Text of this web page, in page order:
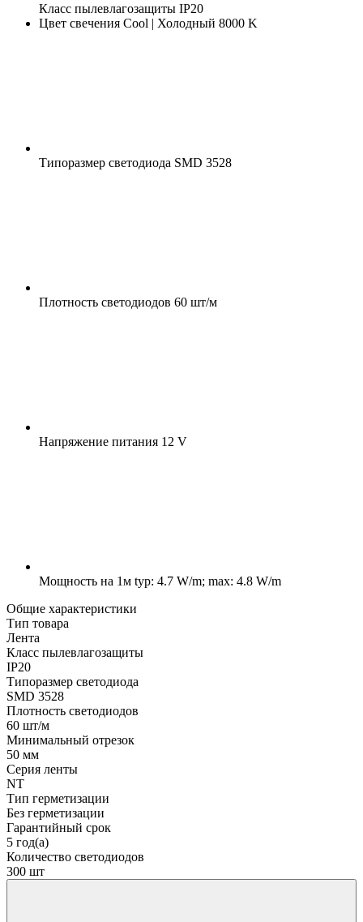
Класс пылевлагозащиты IP20
Цвет свечения Cool | Холодный 8000 K
Типоразмер светодиода SMD 3528
Плотность светодиодов 60 шт/м
Напряжение питания 12 V
Мощность на 1м typ: 4.7 W/m; max: 4.8 W/m
Общие характеристики
Тип товара
Лента
Класс пылевлагозащиты
IP20
Типоразмер светодиода
SMD 3528
Плотность светодиодов
60 шт/м
Минимальный отрезок
50 мм
Серия ленты
NT
Тип герметизации
Без герметизации
Гарантийный срок
5 год(а)
Количество светодиодов
300 шт